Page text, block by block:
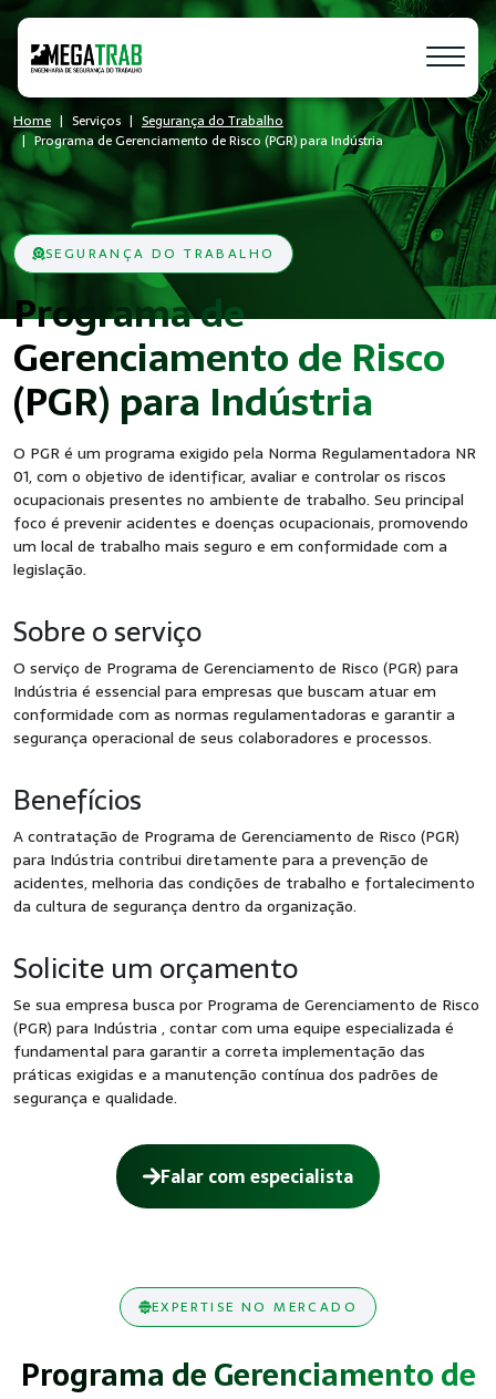
Home Serviços
Segurança do Trabalho
Programa de Gerenciamento de Risco (PGR) para Indústria
SEGURANÇA DO TRABALHO
Programa de
Gerenciamento de Risco
(PGR) para Indústria
O PGR é um programa exigido pela Norma Regulamentadora NR
01, com o objetivo de identificar, avaliar e controlar os riscos
ocupacionais presentes no ambiente de trabalho. Seu principal
foco é prevenir acidentes e doenças ocupacionais, promovendo
um local de trabalho mais seguro e em conformidade com a
legislação.
Sobre o serviço
O serviço de Programa de Gerenciamento de Risco (PGR) para
Indústria é essencial para empresas que buscam atuar em
conformidade com as normas regulamentadoras e garantir a
segurança operacional de seus colaboradores e processos.
Benefícios
A contratação de Programa de Gerenciamento de Risco (PGR)
para Indústria contribui diretamente para a prevenção de
acidentes, melhoria das condições de trabalho e fortalecimento
da cultura de segurança dentro da organização.
Solicite um orçamento
Se sua empresa busca por Programa de Gerenciamento de Risco
(PGR) para Indústria , contar com uma equipe especializada é
fundamental para garantir a correta implementação das
práticas exigidas e a manutenção contínua dos padrões de
segurança e qualidade.
Falar com especialista
EXPERTISE NO MERCADO
Programa de Gerenciamento de